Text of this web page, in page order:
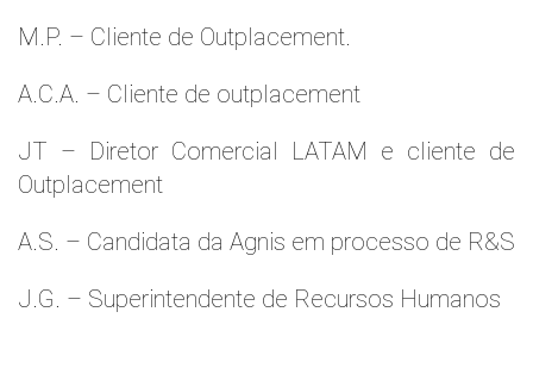
M.P. – Cliente de Outplacement.
A.C.A. – Cliente de outplacement
JT – Diretor Comercial LATAM e cliente de
Outplacement
A.S. – Candidata da Agnis em processo de R&S
J.G. – Superintendente de Recursos Humanos